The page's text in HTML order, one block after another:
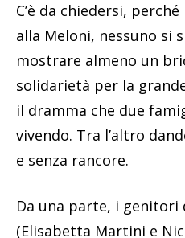
C’è da chiedersi,
alla Meloni, nessuno si
mostrare almeno un
solidarietà per la
il dramma che due
vivendo. Tra l’altro
e senza rancore.
Da una parte, i genitori
(Elisabetta Martini e